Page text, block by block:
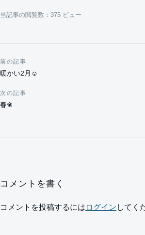
当記事の閲覧数：375 ビュー
投稿ナビゲーション
前の記事
暖かい2月☺
次の記事
春❀
コメントを書く
コメントを投稿するには ログイン してく